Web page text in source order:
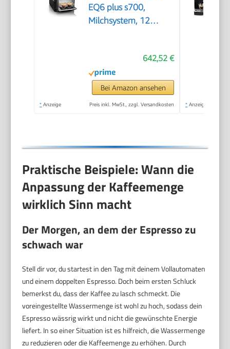
EQ6 plus s700,
Milchsystem, 12
Milchsystems,
Keramikmahlwerk,
großes Touchdisplay,
642,52 €
Bei Amazon ansehen
* Anzeige Preis inkl. MwSt., zzgl. Versandkosten * Anzeige
Praktische Beispiele: Wann die
Anpassung der Kaffeemenge
wirklich Sinn macht
Der Morgen, an dem der Espresso zu
schwach war
Stell dir vor, du startest in den Tag mit deinem Vollautomaten
und einem doppelten Espresso. Doch beim ersten Schluck
bemerkst du, dass der Kaffee zu lasch schmeckt. Die
voreingestellte Wassermenge ist wohl zu hoch, sodass dein
Espresso wässrig wirkt und nicht die gewünschte Energie
liefert. In so einer Situation ist es hilfreich, die Wassermenge
zu reduzieren oder die Kaffeemenge zu erhöhen. Durch